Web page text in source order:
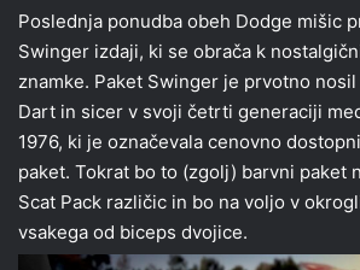
Poslednja ponudba obeh Dodge mišic
Swinger izdaji, ki se obrača k
znamke. Paket Swinger je prvotno
Dart in sicer v svoji četrti generaciji
1976, ki je označevala cenovno
paket. Tokrat bo to (zgolj) barvni paket
Scat Pack različic in bo na voljo v
vsakega od biceps dvojice.